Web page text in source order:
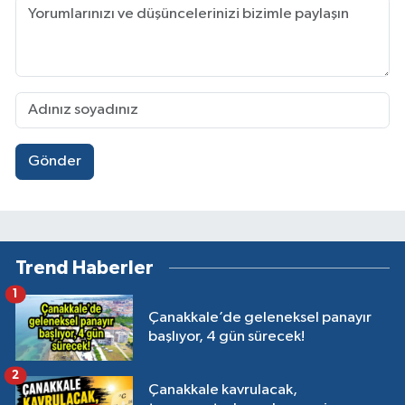
Gönder
Trend Haberler
Çanakkale’de geleneksel panayır
başlıyor, 4 gün sürecek!
1
Çanakkale kavrulacak,
2